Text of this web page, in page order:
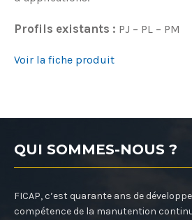
Profils existants : PJ – PL – PM
Voir la fiche produit
QUI SOMMES-NOUS ?
FICAP, c’est quarante ans de
compétence de la manutention